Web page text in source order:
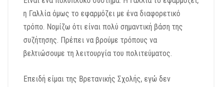
η Γαλλία όμως το εφαρμόζει με ένα διαφορετικό
τρόπο. Νομίζω ότι είναι πολύ σημαντική βάση της
συζήτησης. Πρέπει να βρούμε τρόπους να
βελτιώσουμε τη λειτουργία του πολιτεύματος.
Επειδή είμαι της Βρετανικής Σχολής, εγώ δεν